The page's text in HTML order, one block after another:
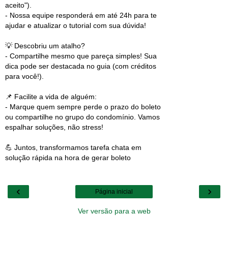
aceito").
- Nossa equipe responderá em até 24h para te
ajudar e atualizar o tutorial com sua dúvida!
💡 Descobriu um atalho?
- Compartilhe mesmo que pareça simples! Sua
dica pode ser destacada no guia (com créditos
para você!).
📌 Facilite a vida de alguém:
- Marque quem sempre perde o prazo do boleto
ou compartilhe no grupo do condomínio. Vamos
espalhar soluções, não stress!
💪 Juntos, transformamos tarefa chata em
solução rápida na hora de gerar boleto
‹ ›
Página inicial
Ver versão para a web